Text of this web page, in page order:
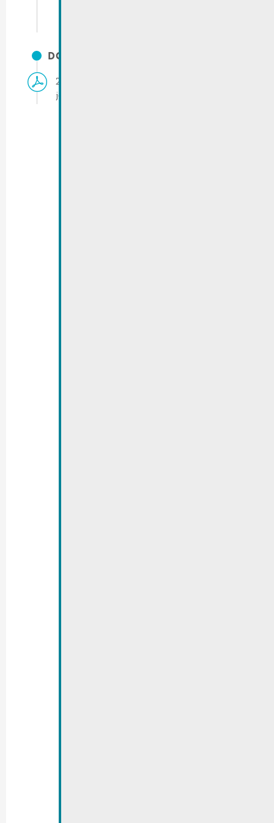
DOCUMENTS
28.10.2022 | Conseil communal – Ordre du
jour